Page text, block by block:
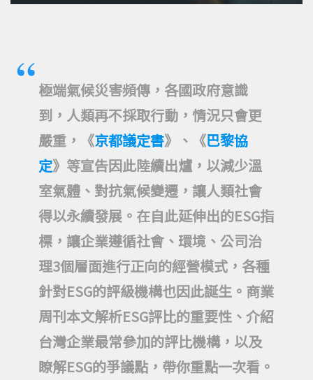
極端氣候災害頻傳，各國政府意識
到，人類再不採取行動，情況只會更
嚴重，《京都議定書》、《巴黎協
定》等宣告因此陸續出爐，以減少溫
室氣體、對抗氣候變遷，讓人類社會
得以永續發展。在自此延伸出的ESG指
標，讓企業遵循社會、環境、公司治
理3個層面進行正向的經營模式，各種
針對ESG的評級機構也因此誕生。商業
周刊本文解析ESG評比的重要性、介紹
台灣企業最常參加的評比機構，以及
瞭解ESG的爭議點，帶你重點一次看。